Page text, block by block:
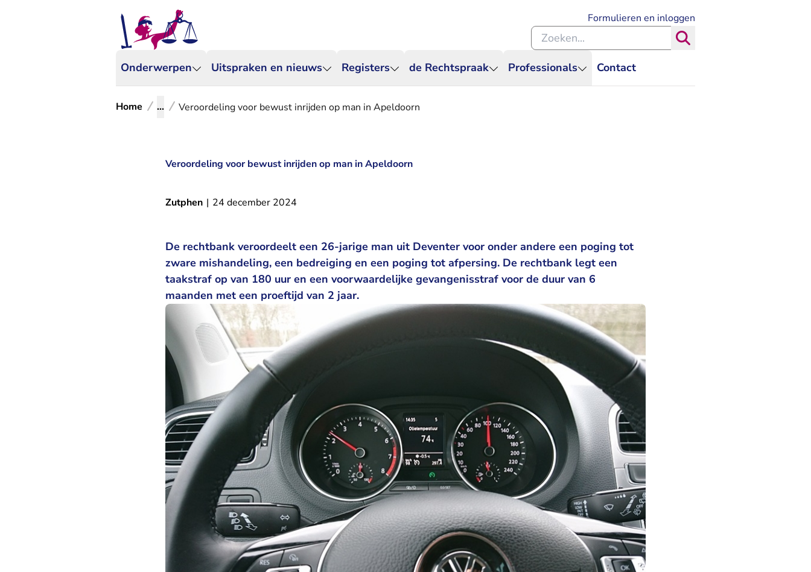
Onderwerpen Uitspraken en nieuws Registers de Rechtspraak Professionals Contact
Formulieren en inloggen
Zoeken binnen de Rechtspraak
Home ... Veroordeling voor bewust inrijden op man in Apeldoorn
Veroordeling voor bewust inrijden op man in Apeldoorn
Zutphen | 24 december 2024
De rechtbank veroordeelt een 26-jarige man uit Deventer voor onder andere een poging tot
zware mishandeling, een bedreiging en een poging tot afpersing. De rechtbank legt een
taakstraf op van 180 uur en een voorwaardelijke gevangenisstraf voor de duur van 6
maanden met een proeftijd van 2 jaar.